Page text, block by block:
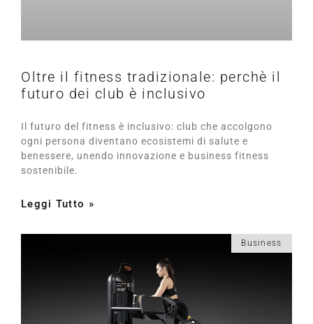
Oltre il fitness tradizionale: perchè il
futuro dei club è inclusivo
Il futuro del fitness è inclusivo: club che accolgono
ogni persona diventano ecosistemi di salute e
benessere, unendo innovazione e business fitness
sostenibile.
Leggi Tutto »
Business